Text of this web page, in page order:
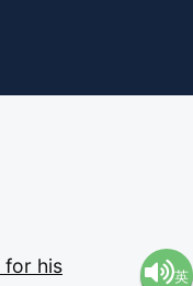
for his
英